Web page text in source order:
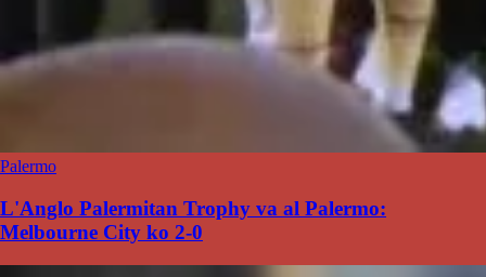
Palermo
L'Anglo Palermitan Trophy va al Palermo:
Melbourne City ko 2-0